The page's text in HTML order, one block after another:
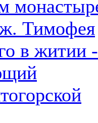
Тимофея
в житии